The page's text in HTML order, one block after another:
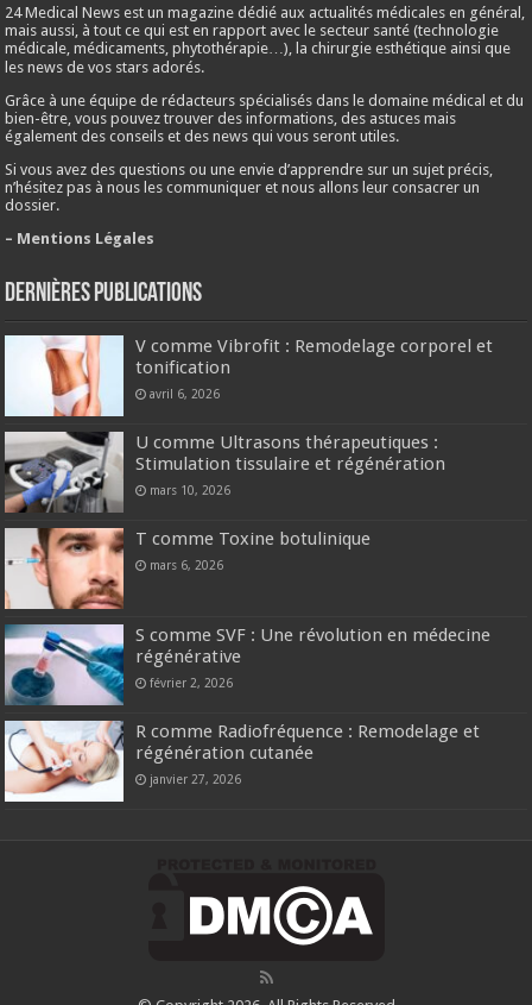
24 Medical News est un magazine dédié aux actualités médicales en général,
mais aussi, à tout ce qui est en rapport avec le secteur santé (technologie
médicale, médicaments, phytothérapie…), la chirurgie esthétique ainsi que
les news de vos stars adorés.
Grâce à une équipe de rédacteurs spécialisés dans le domaine médical et du
bien-être, vous pouvez trouver des informations, des astuces mais
également des conseils et des news qui vous seront utiles.
Si vous avez des questions ou une envie d’apprendre sur un sujet précis,
n’hésitez pas à nous les communiquer et nous allons leur consacrer un
dossier.
– Mentions Légales
Dernières publications
V comme Vibrofit : Remodelage corporel et
tonification
avril 6, 2026
U comme Ultrasons thérapeutiques :
Stimulation tissulaire et régénération
mars 10, 2026
T comme Toxine botulinique
mars 6, 2026
S comme SVF : Une révolution en médecine
régénérative
février 2, 2026
R comme Radiofréquence : Remodelage et
régénération cutanée
janvier 27, 2026